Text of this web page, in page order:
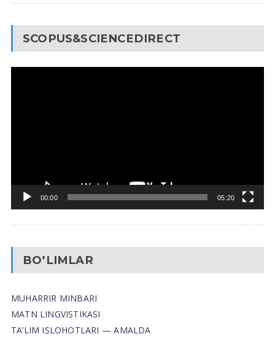
SCOPUS&SCIENCEDIRECT
00:00 05:20
BO’LIMLAR
MUHARRIR MINBARI
MATN LINGVISTIKASI
TA’LIM ISLOHOTLARI — AMALDA